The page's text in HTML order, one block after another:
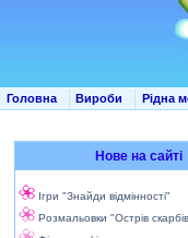
Головна Вироби Рідна
Нове на сайті
Ігри "Знайди відмінності"
Розмальовки "Острів